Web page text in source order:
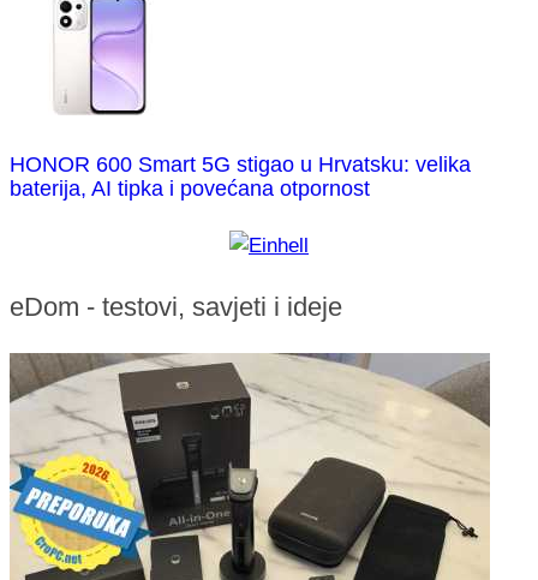
HONOR 600 Smart 5G stigao u Hrvatsku: velika
baterija, AI tipka i povećana otpornost
eDom - testovi, savjeti i ideje